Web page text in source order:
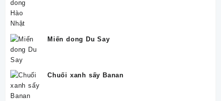
Miến dong Du Say
Chuối xanh sấy Banan